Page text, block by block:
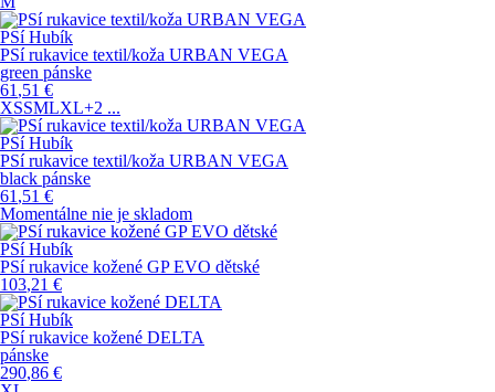
PSí Hubík
PSí rukavice textil/koža URBAN VEGA
green pánske
61 ,51 €
XSSMLXL+2 ...
PSí Hubík
PSí rukavice textil/koža URBAN VEGA
black pánske
61 ,51 €
Momentálne nie je skladom
PSí Hubík
PSí rukavice kožené GP EVO dětské
103,21 €
PSí Hubík
PSí rukavice kožené DELTA
pánske
290,86 €